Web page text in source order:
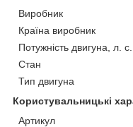
Виробник
Країна виробник
Потужність двигуна, л. с.
Стан
Тип двигуна
Користувальницькі
Артикул